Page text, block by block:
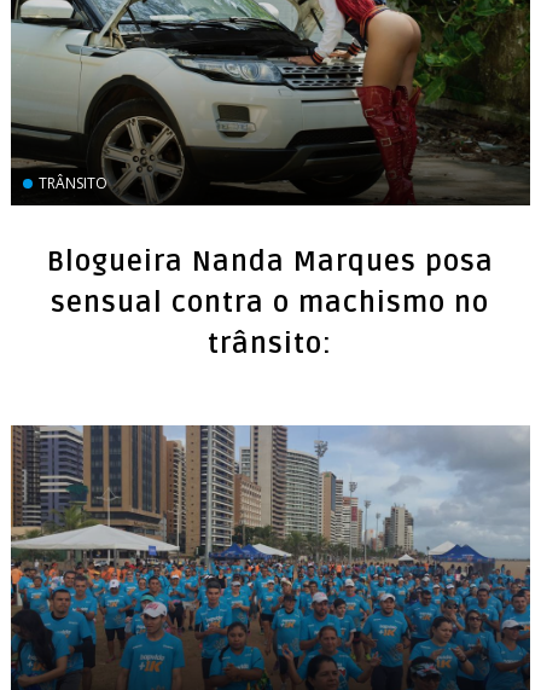
TRÂNSITO
Blogueira Nanda Marques posa
sensual contra o machismo no
trânsito: